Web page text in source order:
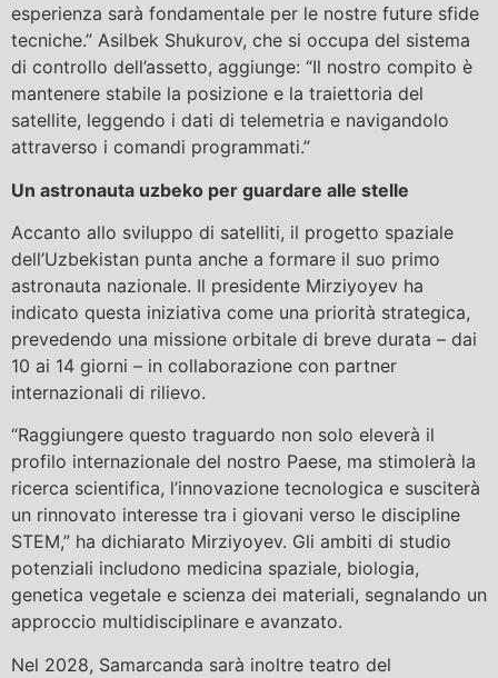
esperienza sarà fondamentale per le nostre future sfide
tecniche.” Asilbek Shukurov, che si occupa del sistema
di controllo dell’assetto, aggiunge: “Il nostro compito è
mantenere stabile la posizione e la traiettoria del
satellite, leggendo i dati di telemetria e navigandolo
attraverso i comandi programmati.”
Un astronauta uzbeko per guardare alle stelle
Accanto allo sviluppo di satelliti, il progetto spaziale
dell’Uzbekistan punta anche a formare il suo primo
astronauta nazionale. Il presidente Mirziyoyev ha
indicato questa iniziativa come una priorità strategica,
prevedendo una missione orbitale di breve durata – dai
10 ai 14 giorni – in collaborazione con partner
internazionali di rilievo.
“Raggiungere questo traguardo non solo eleverà il
profilo internazionale del nostro Paese, ma stimolerà la
ricerca scientifica, l’innovazione tecnologica e susciterà
un rinnovato interesse tra i giovani verso le discipline
STEM,” ha dichiarato Mirziyoyev. Gli ambiti di studio
potenziali includono medicina spaziale, biologia,
genetica vegetale e scienza dei materiali, segnalando un
approccio multidisciplinare e avanzato.
Nel 2028, Samarcanda sarà inoltre teatro del